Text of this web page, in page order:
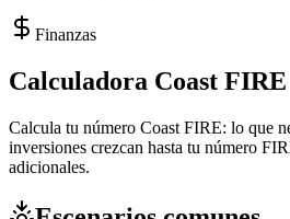
Finanzas
Calculadora Coast FIRE
Calcula tu número Coast FIRE: lo que
inversiones crezcan hasta tu número
adicionales.